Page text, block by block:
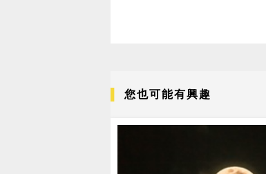
您也可能有興趣